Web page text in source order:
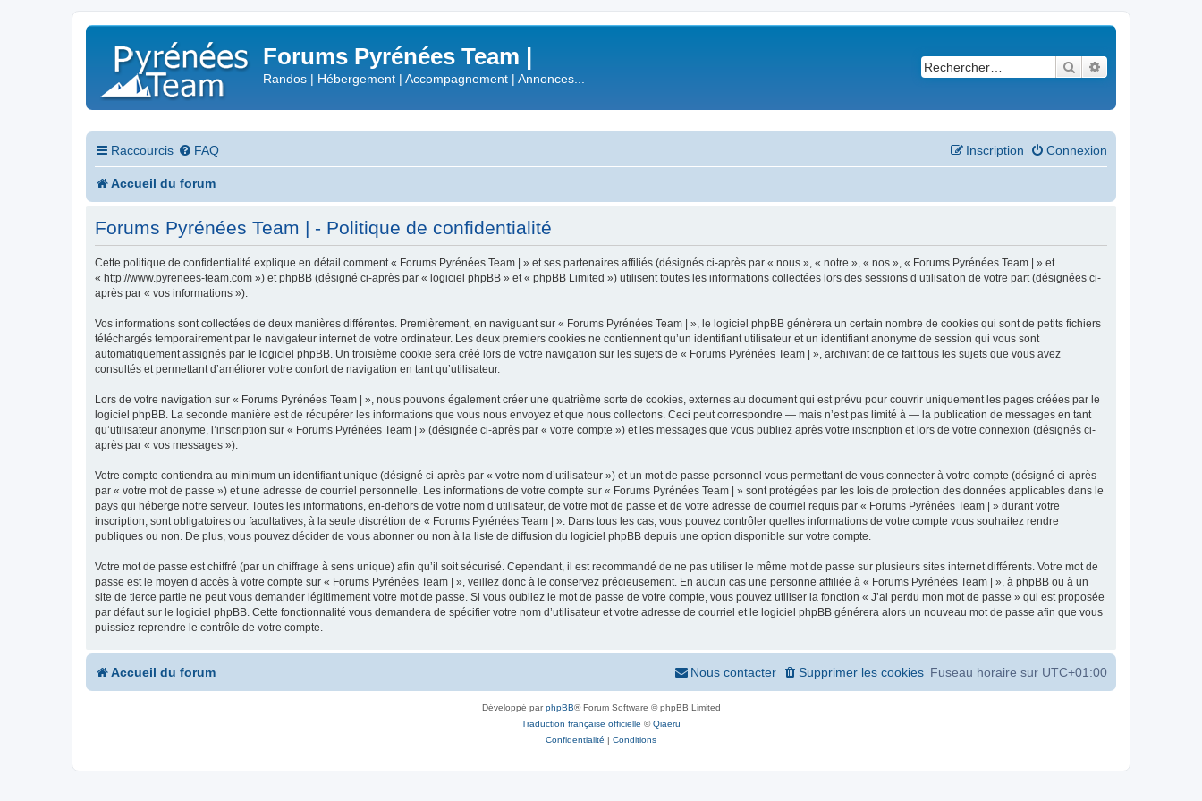
Forums Pyrénées Team |
Randos | Hébergement | Accompagnement | Annonces...
Rechercher
Raccourcis FAQ Connexion
Inscription
Accueil du forum
Forums Pyrénées Team | - Politique de confidentialité
Cette politique de confidentialité explique en détail comment « Forums Pyrénées Team | » et ses partenaires affiliés (désignés ci-après par « nous », « notre », « nos », « Forums Pyrénées Team | » et
« http://www.pyrenees-team.com ») et phpBB (désigné ci-après par « logiciel phpBB » et « phpBB Limited ») utilisent toutes les informations collectées lors des sessions d’utilisation de votre part (désignées ci-
après par « vos informations »).
Vos informations sont collectées de deux manières différentes. Premièrement, en naviguant sur « Forums Pyrénées Team | », le logiciel phpBB génèrera un certain nombre de cookies qui sont de petits fichiers
téléchargés temporairement par le navigateur internet de votre ordinateur. Les deux premiers cookies ne contiennent qu’un identifiant utilisateur et un identifiant anonyme de session qui vous sont
automatiquement assignés par le logiciel phpBB. Un troisième cookie sera créé lors de votre navigation sur les sujets de « Forums Pyrénées Team | », archivant de ce fait tous les sujets que vous avez
consultés et permettant d’améliorer votre confort de navigation en tant qu’utilisateur.
Lors de votre navigation sur « Forums Pyrénées Team | », nous pouvons également créer une quatrième sorte de cookies, externes au document qui est prévu pour couvrir uniquement les pages créées par le
logiciel phpBB. La seconde manière est de récupérer les informations que vous nous envoyez et que nous collectons. Ceci peut correspondre — mais n’est pas limité à — la publication de messages en tant
qu’utilisateur anonyme, l’inscription sur « Forums Pyrénées Team | » (désignée ci-après par « votre compte ») et les messages que vous publiez après votre inscription et lors de votre connexion (désignés ci-
après par « vos messages »).
Votre compte contiendra au minimum un identifiant unique (désigné ci-après par « votre nom d’utilisateur ») et un mot de passe personnel vous permettant de vous connecter à votre compte (désigné ci-après
par « votre mot de passe ») et une adresse de courriel personnelle. Les informations de votre compte sur « Forums Pyrénées Team | » sont protégées par les lois de protection des données applicables dans le
pays qui héberge notre serveur. Toutes les informations, en-dehors de votre nom d’utilisateur, de votre mot de passe et de votre adresse de courriel requis par « Forums Pyrénées Team | » durant votre
inscription, sont obligatoires ou facultatives, à la seule discrétion de « Forums Pyrénées Team | ». Dans tous les cas, vous pouvez contrôler quelles informations de votre compte vous souhaitez rendre
publiques ou non. De plus, vous pouvez décider de vous abonner ou non à la liste de diffusion du logiciel phpBB depuis une option disponible sur votre compte.
Votre mot de passe est chiffré (par un chiffrage à sens unique) afin qu’il soit sécurisé. Cependant, il est recommandé de ne pas utiliser le même mot de passe sur plusieurs sites internet différents. Votre mot de
passe est le moyen d’accès à votre compte sur « Forums Pyrénées Team | », veillez donc à le conservez précieusement. En aucun cas une personne affiliée à « Forums Pyrénées Team | », à phpBB ou à un
site de tierce partie ne peut vous demander légitimement votre mot de passe. Si vous oubliez le mot de passe de votre compte, vous pouvez utiliser la fonction « J’ai perdu mon mot de passe » qui est proposée
par défaut sur le logiciel phpBB. Cette fonctionnalité vous demandera de spécifier votre nom d’utilisateur et votre adresse de courriel et le logiciel phpBB générera alors un nouveau mot de passe afin que vous
puissiez reprendre le contrôle de votre compte.
Accueil du forum Fuseau horaire sur UTC+01:00
Supprimer les cookies
Nous contacter
Développé parphpBB® Forum Software © phpBB Limited
Traduction française officielle ©Qiaeru
Confidentialité | Conditions